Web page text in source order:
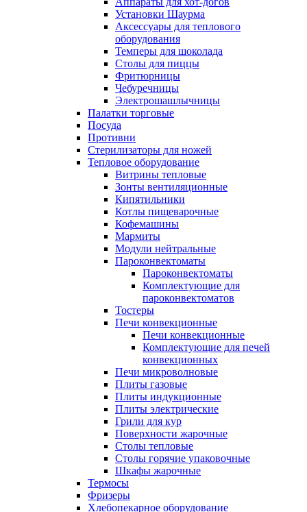
Установки Шаурма
Аксессуары для теплового
оборудования
Темперы для шоколада
Столы для пиццы
Фритюрницы
Чебуречницы
Электрошашлычницы
Палатки торговые
Посуда
Противни
Стерилизаторы для ножей
Тепловое оборудование
Витрины тепловые
Зонты вентиляционные
Кипятильники
Котлы пищеварочные
Кофемашины
Мармиты
Модули нейтральные
Пароконвектоматы
Пароконвектоматы
Комплектующие для
пароконвектоматов
Тостеры
Печи конвекционные
Печи конвекционные
Комплектующие для печей
конвекционных
Печи микроволновые
Плиты газовые
Плиты индукционные
Плиты электрические
Грили для кур
Поверхности жарочные
Столы тепловые
Столы горячие упаковочные
Шкафы жарочные
Термосы
Фризеры
Хлебопекарное оборудование